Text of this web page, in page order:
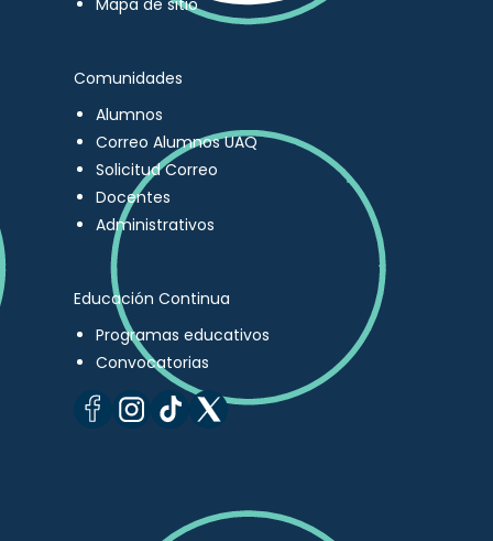
Mapa de sitio
Comunidades
Alumnos
Correo Alumnos UAQ
Solicitud Correo
Docentes
Administrativos
Educación Continua
Programas educativos
Convocatorias